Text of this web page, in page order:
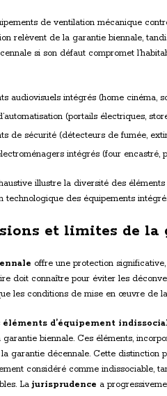
de ventilation mécanique
relèvent de la garantie biennale,
si son défaut compromet
audiovisuels intégrés (home cinéma,
(portails électriques,
de sécurité (détecteurs de fumée,
intégrés (four encastré,
illustre la diversité des
technologique des équipements
et limites de
offre une protection
doit connaître pour éviter les
les conditions de mise en œuvre de
éléments d’équipement
garantie biennale. Ces éléments,
garantie décennale. Cette distinction
considéré comme indissociable,
Lajurisprudence a